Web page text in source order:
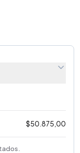
$50.875,00